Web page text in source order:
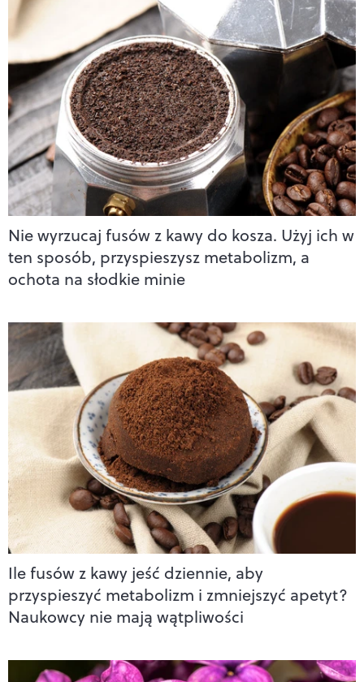
Nie wyrzucaj fusów z kawy do kosza. Użyj ich w
ten sposób, przyspieszysz metabolizm, a
ochota na słodkie minie
Ile fusów z kawy jeść dziennie, aby
przyspieszyć metabolizm i zmniejszyć apetyt?
Naukowcy nie mają wątpliwości